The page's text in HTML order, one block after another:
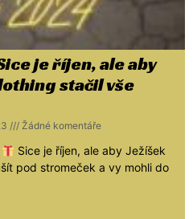
Sice je říjen, ale aby
stačil vše
Žádné komentáře
Sice je říjen, ale aby Ježíšek
pod stromeček a vy mohli do